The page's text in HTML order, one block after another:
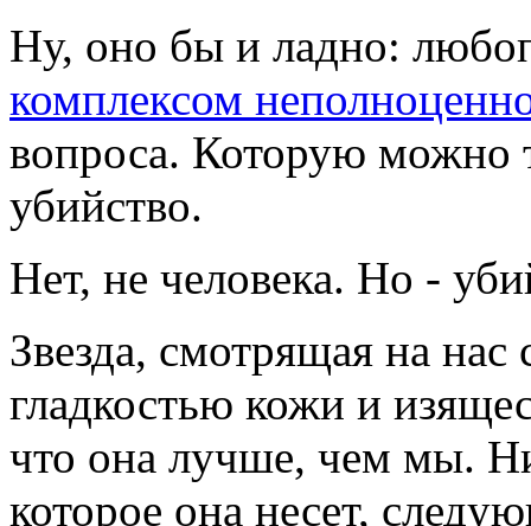
Ну, оно бы и ладно:
комплексом
вопроса. Которую можно
убийство.
Нет, не человека. Но -
Звезда, смотрящая на
гладкостью кожи и
что она лучше, чем мы.
которое она несет,